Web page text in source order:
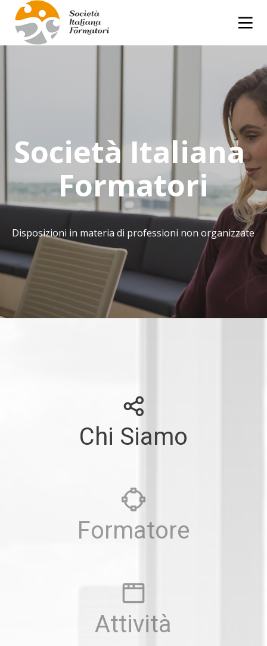
Società Italiana
Formatori
Disposizioni in materia di professioni non organizzate
Chi Siamo
Formatore
Attività